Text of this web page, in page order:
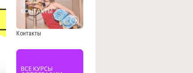
Контакты